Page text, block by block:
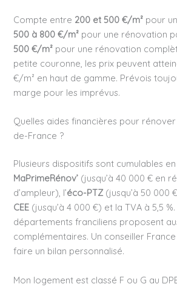
Compte entre 200 et 500 €/m² pour
500 à 800 €/m² pour une rénovation
500 €/m² pour une rénovation
petite couronne, les prix peuvent
€/m² en haut de gamme. Prévois
marge pour les imprévus.
Quelles aides financières pour
de-France ?
Plusieurs dispositifs sont cumulables en
MaPrimeRénov’ (jusqu’à 40 000 € en
d’ampleur), l’éco-PTZ (jusqu’à 50 000
CEE (jusqu’à 4 000 €) et la TVA à 5,5
départements franciliens proposent
complémentaires. Un conseiller France
faire un bilan personnalisé.
Mon logement est classé F ou G au